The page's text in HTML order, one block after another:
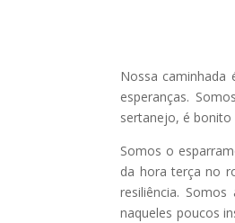
Nossa caminhada
esperanças.
sertanejo, é bonito
Somos o
da hora terça no
resiliência.
naqueles poucos